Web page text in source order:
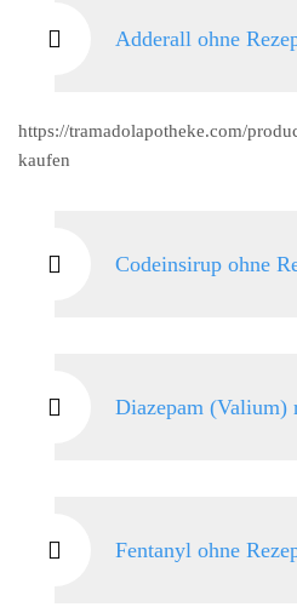
Adderall ohne
https://tramadolapotheke.com/
kaufen
Codeinsirup ohne
Diazepam (Valium)
Fentanyl ohne